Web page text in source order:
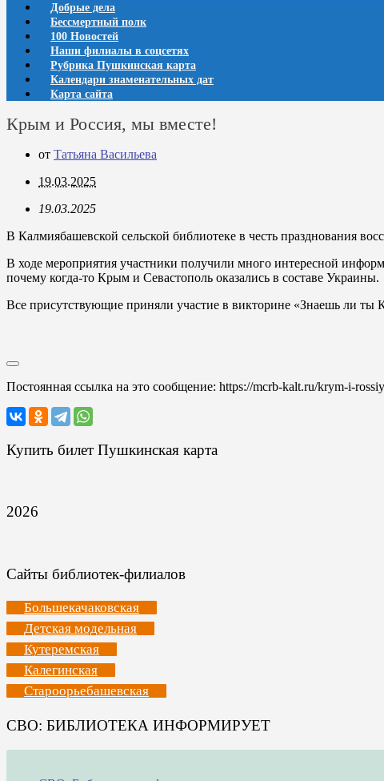
Добрые дела
Бессмертный полк
100 Новостей
Наши филиалы в соцсетях
Рубрика Пушкинская карта
Календари знаменательных дат
Карта сайта
Крым и Россия, мы вместе!
от Татьяна Васильева
19.03.2025
19.03.2025
В Калмиябашевской сельской библиотеке в честь празднования
В ходе мероприятия участники получили много интересной
почему когда-то Крым и Севастополь оказались в составе Украины.
Все присутствующие приняли участие в викторине «Знаешь ли ты
Постоянная ссылка на это сообщение: https://mcrb-kalt.ru/krym-i-
Купить билет Пушкинская карта
2026
Сайты библиотек-филиалов
Большекачаковская
Детская модельная
Кутеремская
Калегинская
Староорьебашевская
СВО: БИБЛИОТЕКА ИНФОРМИРУЕТ